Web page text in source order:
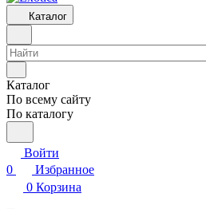
Каталог
Каталог
По всему сайту
По каталогу
Войти
0
Избранное
0 Корзина